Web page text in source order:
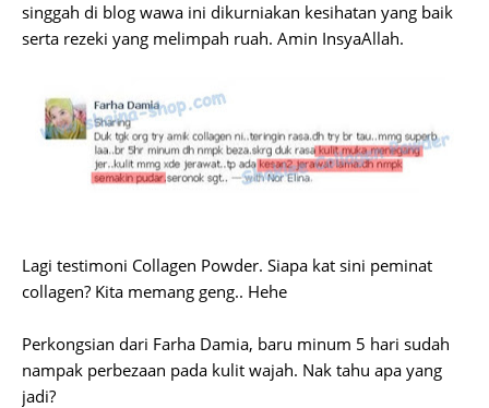
singgah di blog wawa ini dikurniakan kesihatan yang baik
serta rezeki yang melimpah ruah. Amin InsyaAllah.
Lagi testimoni Collagen Powder. Siapa kat sini peminat
collagen? Kita memang geng.. Hehe
Perkongsian dari Farha Damia, baru minum 5 hari sudah
nampak perbezaan pada kulit wajah. Nak tahu apa yang
jadi?